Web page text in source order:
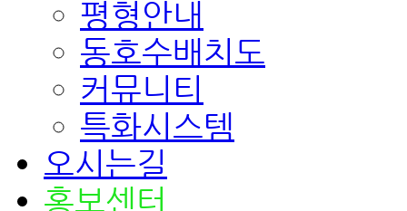
평형안내
동호수배치도
커뮤니티
특화시스템
오시는길
홍보센터